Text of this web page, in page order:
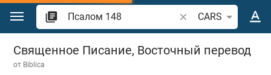
Перейти к содержанию
Поиск по отрывку
CARS
Псалом 148
Священное Писание, Восточный перевод
от Biblica